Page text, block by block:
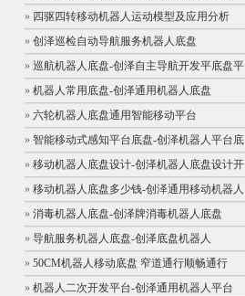
» 四驱四转移动机器人运动模型及应用分析
» 创泽巡检自动导航服务机器人底盘
» 巡航机器人底盘-创泽自主导航开发平底盘平
» 机器人常用底盘-创泽通用机器人底盘
» 六轮机器人底盘通用智能移动平台
» 智能移动式感知平台底盘-创泽机器人平台底
» 移动机器人底盘设计-创泽机器人底盘设计开
» 移动机器人底盘多少钱-创泽通用移动机器人
» 消毒机器人底盘-创泽牌消毒机器人底盘
» 导航服务机器人底盘-创泽底盘机器人
» 50CM机器人移动底盘 窄道通行顺畅通行
» 机器人二次开发平台-创泽通用机器人平台